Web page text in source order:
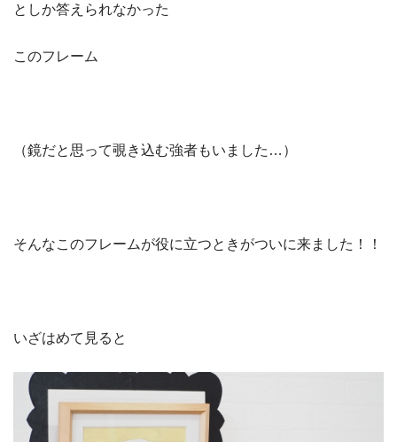
としか答えられなかった
このフレーム
（鏡だと思って覗き込む強者もいました…）
そんなこのフレームが役に立つときがついに来ました！！
いざはめて見ると